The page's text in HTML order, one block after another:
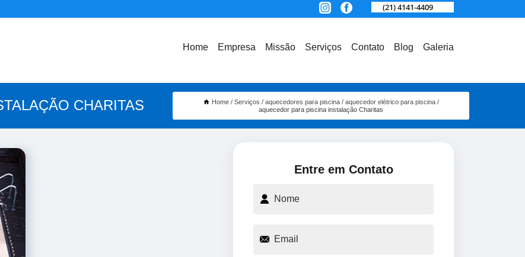
(21) 4141-4409
Home Empresa Missão Serviços Contato Blog Galeria
CHARITAS Home Serviços aquecedores para piscina
aquecedor elétrico para piscina
aquecedor para piscina instalação Charitas
Entre em Contato